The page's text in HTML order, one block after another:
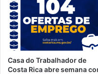
Casa do Trabalhador de
Costa Rica abre semana